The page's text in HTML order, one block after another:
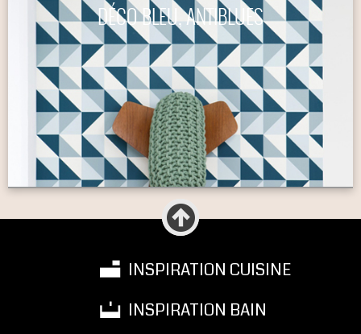
DÉCO BLEU, ANTIBLUES
INSPIRATION CUISINE
INSPIRATION BAIN